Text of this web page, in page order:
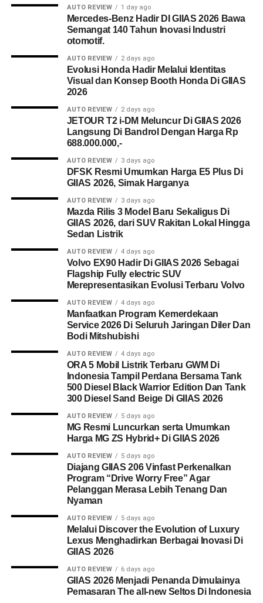
AUTO REVIEW 1 day ago
Mercedes-Benz Hadir DI GIIAS 2026 Bawa
Semangat 140 Tahun Inovasi Industri
otomotif.
AUTO REVIEW 2 days ago
Evolusi Honda Hadir Melalui Identitas
Visual dan Konsep Booth Honda Di GIIAS
2026
AUTO REVIEW 2 days ago
JETOUR T2 i-DM Meluncur Di GIIAS 2026
Langsung Di Bandrol Dengan Harga Rp
688.000.000,-
AUTO REVIEW 3 days ago
DFSK Resmi Umumkan Harga E5 Plus Di
GIIAS 2026, Simak Harganya
AUTO REVIEW 3 days ago
Mazda Rilis 3 Model Baru Sekaligus Di
GIIAS 2026, dari SUV Rakitan Lokal Hingga
Sedan Listrik
AUTO REVIEW 4 days ago
Volvo EX90 Hadir Di GIIAS 2026 Sebagai
Flagship Fully electric SUV
Merepresentasikan Evolusi Terbaru Volvo
AUTO REVIEW 4 days ago
Manfaatkan Program Kemerdekaan
Service 2026 Di Seluruh Jaringan Diler Dan
Bodi Mitshubishi
AUTO REVIEW 4 days ago
ORA 5 Mobil Listrik Terbaru GWM Di
Indonesia Tampil Perdana Bersama Tank
500 Diesel Black Warrior Edition Dan Tank
300 Diesel Sand Beige Di GIIAS 2026
AUTO REVIEW 5 days ago
MG Resmi Luncurkan serta Umumkan
Harga MG ZS Hybrid+ Di GIIAS 2026
AUTO REVIEW 5 days ago
Diajang GIIAS 206 Vinfast Perkenalkan
Program “Drive Worry Free” Agar
Pelanggan Merasa Lebih Tenang Dan
Nyaman
AUTO REVIEW 5 days ago
Melalui Discover the Evolution of Luxury
Lexus Menghadirkan Berbagai Inovasi Di
GIIAS 2026
AUTO REVIEW 6 days ago
GIIAS 2026 Menjadi Penanda Dimulainya
Pemasaran The all-new Seltos Di Indonesia